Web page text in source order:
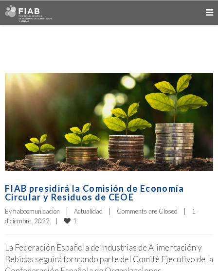
FIAB presidirá la Comisión de Economía
Circular y Residuos de CEOE
By fiabcomunicacion | Actualidad | Comments are Closed |
1
diciembre, 2022
| 1
La Federación Española de Industrias de Alimentación y
Bebidas seguirá formando parte del Comité Ejecutivo de la